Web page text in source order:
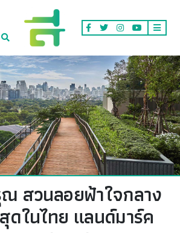
Better Living
สวนลอยฟ้าใจกลาง
ดในไทย แลนด์มาร์ค